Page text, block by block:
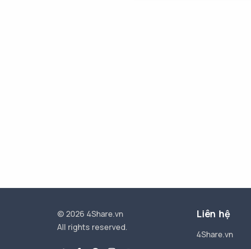
© 2026 4Share.vn
All rights reserved.
Liên hệ
4Share.vn